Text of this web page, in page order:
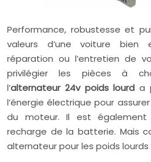
Performance, robustesse et
valeurs d’une voiture bien
réparation ou l’entretien de
privilégier les pièces à
l’alternateur 24v poids lourd a
l’énergie électrique pour
du moteur. Il est également
recharge de la batterie. Mais
alternateur pour les poids lourds